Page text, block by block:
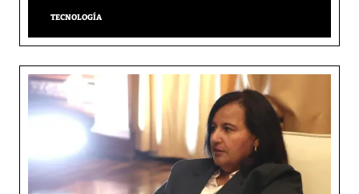
TECNOLOGÍA